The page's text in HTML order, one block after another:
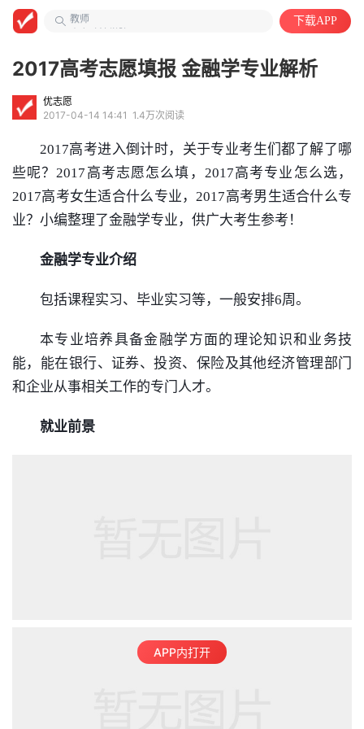
教师
山东政法学院
下载APP
2017高考志愿填报 金融学专业解析
优志愿
2017-04-14 14:41 1.4万次阅读
2017高考进入倒计时，关于专业考生们都了解了哪
些呢？2017高考志愿怎么填，2017高考专业怎么选，
2017高考女生适合什么专业，2017高考男生适合什么专
业？小编整理了金融学专业，供广大考生参考！
金融学专业介绍
包括课程实习、毕业实习等，一般安排6周。
本专业培养具备金融学 方面的理论知识和业务技
能，能在银行、证券、投资、 保险及其他经济管理部门
和企业从事相关工作的专门人才。
就业前景
APP内打开